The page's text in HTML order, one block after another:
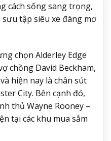
cách sống sang trọng,
sưu tập siêu xe đáng mơ
chọn Alderley Edge
chồng David Beckham,
hiện nay là chân sút
City. Bên cạnh đó,
thủ Wayne Rooney –
tại các khu mua sắm